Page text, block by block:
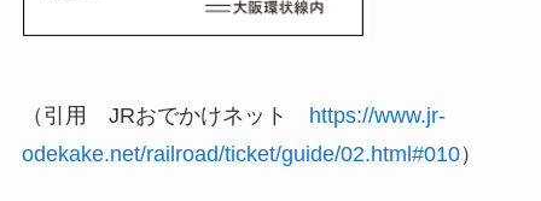
（引用 JRおでかけネット https://www.jr-
odekake.net/railroad/ticket/guide/02.html#010）